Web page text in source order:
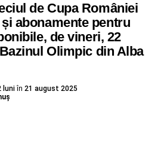
de Cupa României
abonamente pentru
de vineri, 22
Olimpic din Alba
luni în 21 august 2025